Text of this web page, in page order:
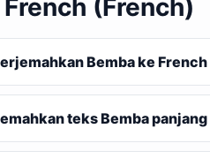
(French)
Bemba ke
teks Bemba